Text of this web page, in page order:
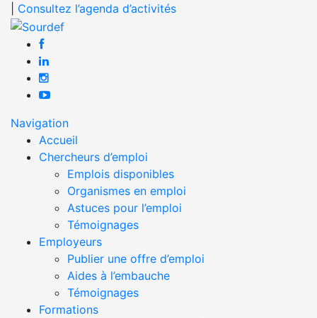
Consultez l’agenda d’activités
Navigation
Accueil
Chercheurs d’emploi
Emplois disponibles
Organismes en emploi
Astuces pour l’emploi
Témoignages
Employeurs
Publier une offre d’emploi
Aides à l’embauche
Témoignages
Formations